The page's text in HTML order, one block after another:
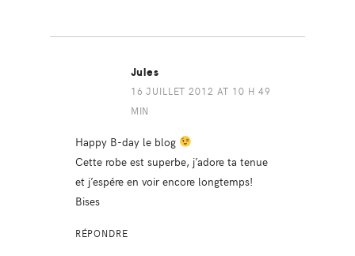
Jules
16 JUILLET 2012 AT 10 H 49
MIN
Happy B-day le blog
Cette robe est superbe, j’adore ta tenue
et j’espére en voir encore longtemps!
Bises
RÉPONDRE